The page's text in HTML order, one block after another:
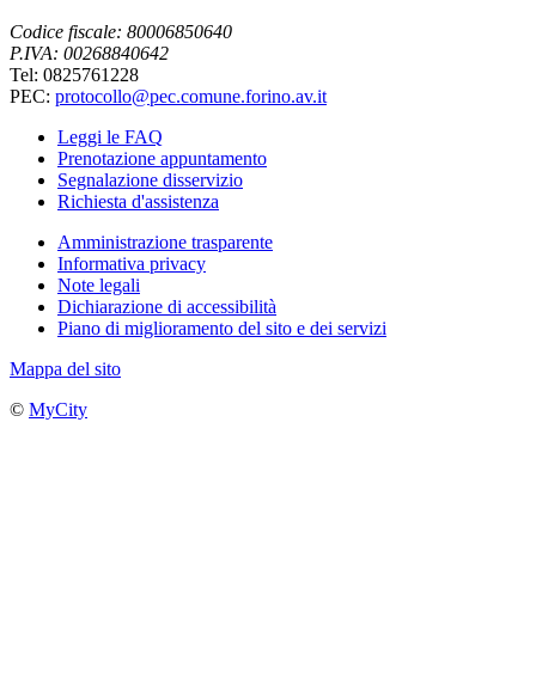
Codice fiscale: 80006850640
P.IVA: 00268840642
Tel: 0825761228
PEC: protocollo@pec.comune.forino.av.it
Leggi le FAQ
Prenotazione appuntamento
Segnalazione disservizio
Richiesta d'assistenza
Amministrazione trasparente
Informativa privacy
Note legali
Dichiarazione di accessibilità
Piano di miglioramento del sito e dei servizi
Mappa del sito
© MyCity